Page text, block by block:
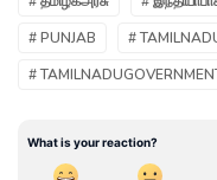
# PUNJAB
#
#